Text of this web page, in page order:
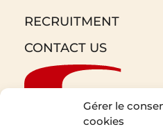
Gérer le
cookies
RECRUITMENT
CONTACT US